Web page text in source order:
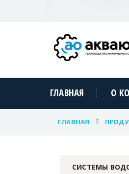
ГЛАВНАЯ О
ГЛАВНАЯ
СИСТЕМЫ